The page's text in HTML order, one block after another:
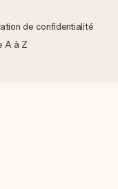
de confidentialité
A à Z